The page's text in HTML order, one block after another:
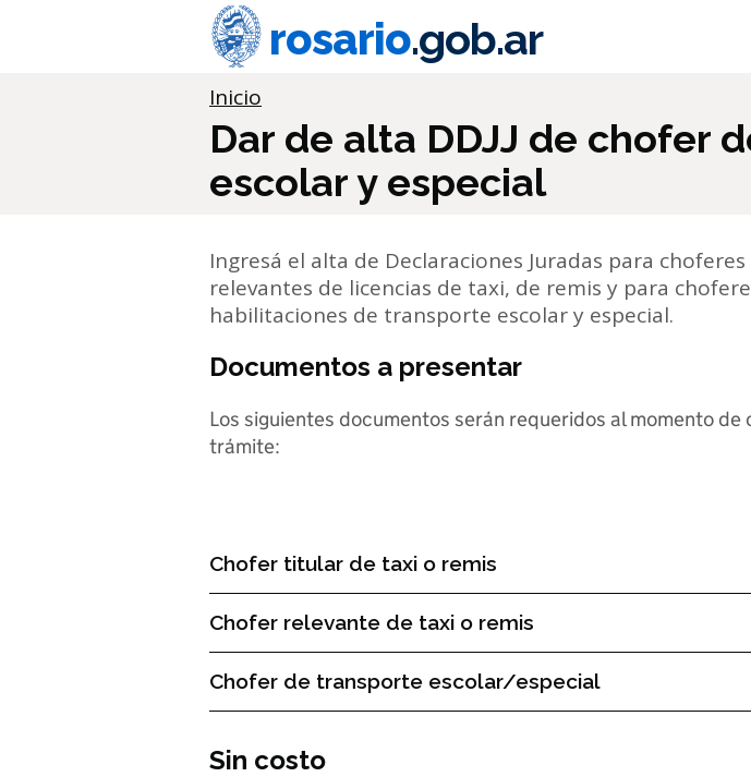
rosario.gob.ar
Información importante
Inicio
Dar de alta DDJJ de
escolar y especial
Ingresá el alta de Declaraciones Juradas para
relevantes de licencias de taxi, de remis y para
habilitaciones de transporte escolar y especial.
Documentos a presentar
Los siguientes documentos serán requeridos al momento de
trámite:
Chofer titular de taxi o remis
Chofer relevante de taxi o remis
Chofer de transporte escolar/especial
Sin costo